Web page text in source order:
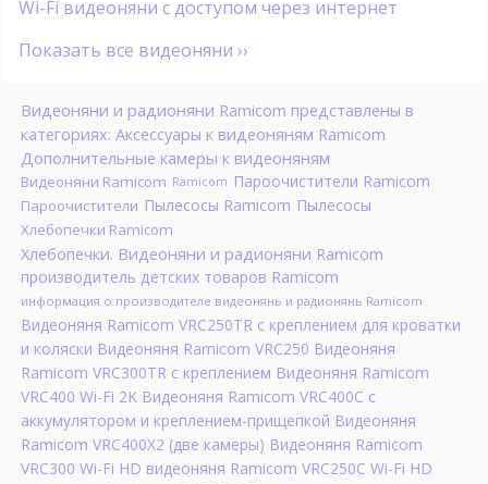
Wi-Fi видеоняни с доступом через интернет
Показать все видеоняни ››
Видеоняни и радионяни Ramicom представлены в
категориях: Аксессуары к видеоняням Ramicom
Дополнительные камеры к видеоняням
Видеоняни Ramicom Ramicom Пароочистители Ramicom
Пароочистители Пылесосы Ramicom Пылесосы
Хлебопечки Ramicom
Хлебопечки. Видеоняни и радионяни Ramicom
производитель детских товаров Ramicom
информация о производителе видеонянь и радионянь Ramicom
Видеоняня Ramicom VRC250TR с креплением для кроватки
и коляски Видеоняня Ramicom VRC250 Видеоняня
Ramicom VRC300TR с креплением Видеоняня Ramicom
VRC400 Wi-Fi 2K Видеоняня Ramicom VRC400C с
аккумулятором и креплением-прищепкой Видеоняня
Ramicom VRC400X2 (две камеры) Видеоняня Ramicom
VRC300 Wi-Fi HD видеоняня Ramicom VRC250C Wi-Fi HD